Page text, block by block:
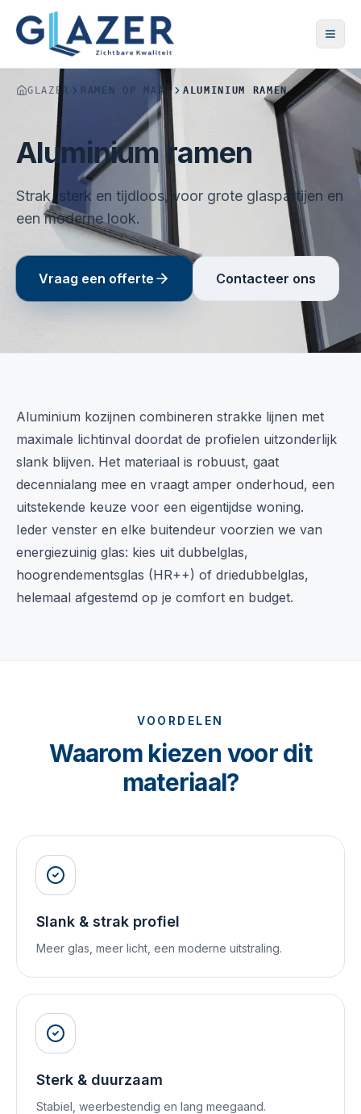
GLAZER RAMEN OP MAAT ALUMINIUM RAMEN
Aluminium ramen
Strak, sterk en tijdloos, voor grote glaspartijen en
een moderne look.
Vraag een offerte Contacteer ons
Aluminium kozijnen combineren strakke lijnen met
maximale lichtinval doordat de profielen uitzonderlijk
slank blijven. Het materiaal is robuust, gaat
decennialang mee en vraagt amper onderhoud, een
uitstekende keuze voor een eigentijdse woning.
Ieder venster en elke buitendeur voorzien we van
energiezuinig glas: kies uit dubbelglas,
hoogrendementsglas (HR++) of driedubbelglas,
helemaal afgestemd op je comfort en budget.
VOORDELEN
Waarom kiezen voor dit
materiaal?
Slank & strak profiel
Meer glas, meer licht, een moderne uitstraling.
Sterk & duurzaam
Stabiel, weerbestendig en lang meegaand.